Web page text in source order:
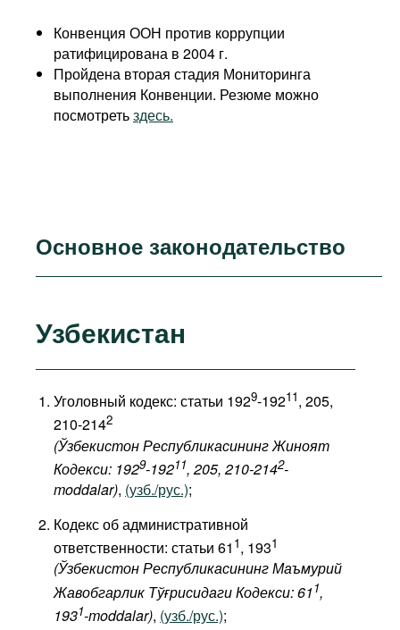
Конвенция ООН против коррупции
ратифицирована в 2004 г.
Пройдена вторая стадия Мониторинга
выполнения Конвенции. Резюме можно
посмотретьздесь.
Основное законодательство
Узбекистан
Уголовный кодекс: статьи 1929-19211, 205,
210-2142
(Ўзбекистон Республикасининг Жиноят
Кодекси: 1929-19211, 205, 210-2142-
moddalar), (узб./рус.);
Кодекс об административной
ответственности: статьи 61 1, 1931
(Ўзбекистон Республикасининг Маъмурий
Жавобгарлик Тўғрисидаги Кодекси: 61 1,
1931-moddalar), (узб./рус.);